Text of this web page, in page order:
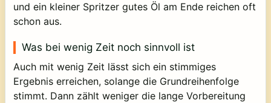
und ein kleiner Spritzer gutes Öl am Ende reichen oft
schon aus.
Was bei wenig Zeit noch sinnvoll ist
Auch mit wenig Zeit lässt sich ein stimmiges
Ergebnis erreichen, solange die Grundreihenfolge
stimmt. Dann zählt weniger die lange Vorbereitung